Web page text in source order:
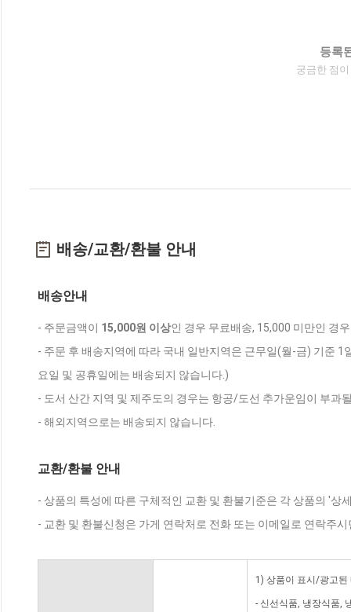
등록
궁금한 점
배송/교환/환불 안내
배송안내
- 주문금액이 15,000원 이상인 경우 무료배송, 15,000 미만인 경
- 주문 후 배송지역에 따라 국내 일반지역은 근무일(월-금) 기준
요일 및 공휴일에는 배송되지 않습니다.)
- 도서 산간 지역 및 제주도의 경우는 항공/도선 추가운임이 부과
- 해외지역으로는 배송되지 않습니다.
교환/환불 안내
- 상품의 특성에 따른 구체적인 교환 및 환불기준은 각 상품의 '상
- 교환 및 환불신청은 가게 연락처로 전화 또는 이메일로 연락주
1) 상품이 표시/광고된
- 신선식품, 냉장식품,